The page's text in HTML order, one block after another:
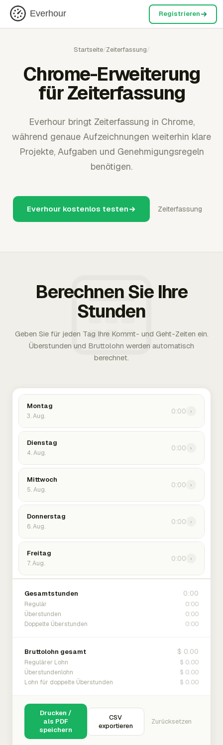
Everhour Registrieren
Startseite/Zeiterfassung/
Chrome-Erweiterung
für Zeiterfassung
Everhour bringt Zeiterfassung in Chrome,
während genaue Aufzeichnungen weiterhin klare
Projekte, Aufgaben und Genehmigungsregeln
benötigen.
Everhour kostenlos testen Zeiterfassung
Berechnen Sie Ihre
Stunden
Geben Sie für jeden Tag Ihre Kommt- und Geht-Zeiten ein.
Überstunden und Bruttolohn werden automatisch
berechnet.
Montag
3. Aug.
0:00 ›
Dienstag
4. Aug.
0:00 ›
Mittwoch
5. Aug.
0:00 ›
Donnerstag
6. Aug.
0:00 ›
Freitag
7. Aug.
0:00 ›
Gesamtstunden 0:00
Regulär 0:00
Überstunden 0:00
Doppelte Überstunden 0:00
Bruttolohn gesamt $ 0.00
Regulärer Lohn $ 0.00
Überstundenlohn $ 0.00
Lohn für doppelte Überstunden $ 0.00
Drucken /
als PDF
speichern
CSV
exportieren
Zurücksetzen